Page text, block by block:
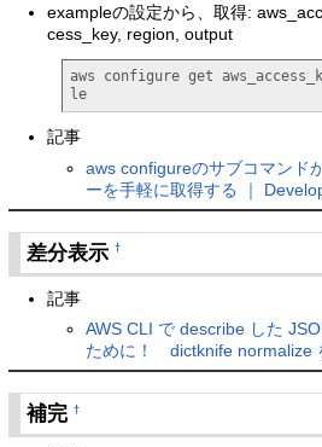
exampleの設定から、取得:
cess_key, region, output
aws configure get
le
記事
aws configureのサブコマンド
ーを手軽に取得する ｜
差分表示†
記事
AWS CLI で describe した
ために！ dictknife normalize
補完†